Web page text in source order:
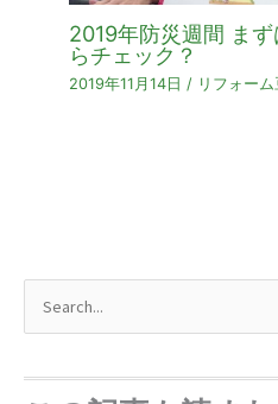
2019年防災週間 ま
らチェック？
2019年11月14日 / リフォー